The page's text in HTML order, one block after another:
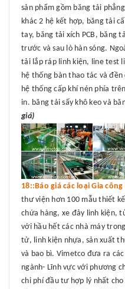
sản phẩm gồm băng tải
khác 2 hệ kết hợp, băng tải
tay, băng tải xích PCB, băng
trước và sau lò hàn sóng.
tải lắp ráp linh kiện, line test
hệ thống bàn thao tác và
hệ thống cấp khí nén phía
in. băng tải sấy khô keo và
giá)
18::Báo giá các loại Gia
thư viện hơn 100 mẫu thiết
chứa hàng, xe đảy linh kiện,
với hầu hết các nhà máy
tử, linh kiện nhựa, sản xuất
và bao bì. Vimetco đưa ra
ngành- Lĩnh vực với phương
chi phí đầu tư hợp lý nhất